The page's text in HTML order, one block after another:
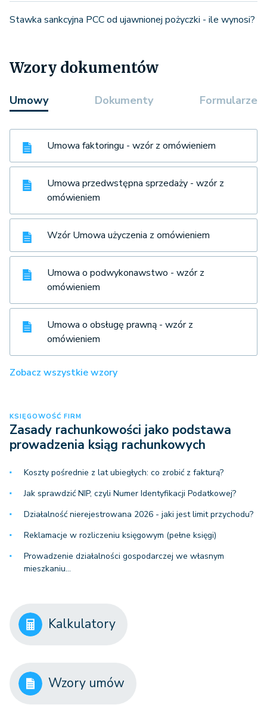
Stawka sankcyjna PCC od ujawnionej pożyczki - ile wynosi?
Wzory dokumentów
Umowy Dokumenty Formularze
Umowa faktoringu - wzór z omówieniem
Umowa przedwstępna sprzedaży - wzór z
omówieniem
Wzór Umowa użyczenia z omówieniem
Umowa o podwykonawstwo - wzór z
omówieniem
Umowa o obsługę prawną - wzór z
omówieniem
Zobacz wszystkie wzory
KSIĘGOWOŚĆ FIRM
Zasady rachunkowości jako podstawa
prowadzenia ksiąg rachunkowych
Koszty pośrednie z lat ubiegłych: co zrobić z fakturą?
Jak sprawdzić NIP, czyli Numer Identyfikacji Podatkowej?
Działalność nierejestrowana 2026 - jaki jest limit przychodu?
Reklamacje w rozliczeniu księgowym (pełne księgi)
Prowadzenie działalności gospodarczej we własnym
mieszkaniu…
Kalkulatory
Wzory umów